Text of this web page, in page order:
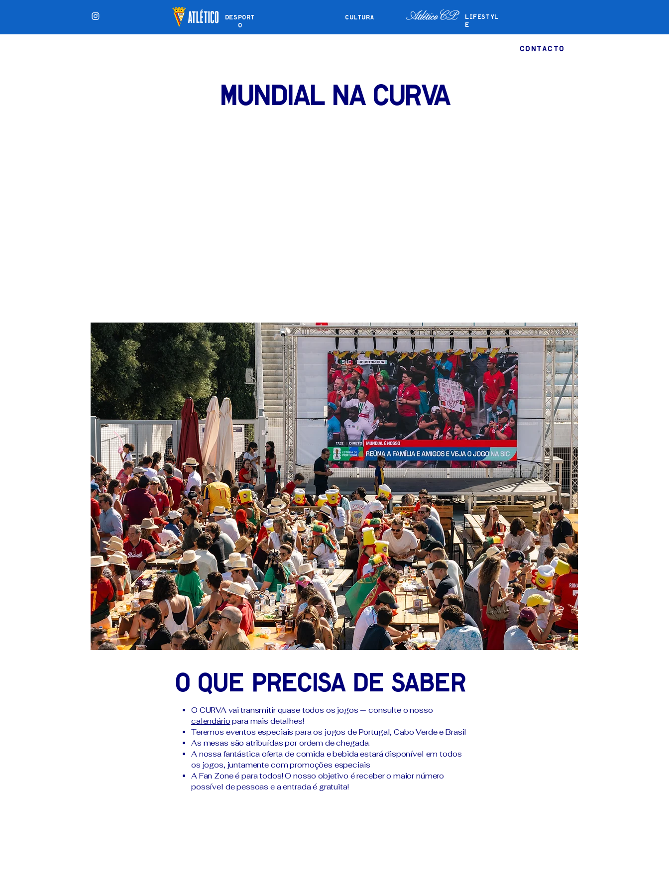
DESPORT
O
LIFESTYL
E
CULTURA
CONTACTO
Mundial na curva
O que precisa de saber
O CURVA vai transmitir quase todos os jogos — consulte o nosso
calendário para mais detalhes!
Teremos eventos especiais para os jogos de Portugal, Cabo Verde e Brasil
As mesas são atribuídas por ordem de chegada.
A nossa fantástica oferta de comida e bebida estará disponível em todos
os jogos, juntamente com promoções especiais
A Fan Zone é para todos! O nosso objetivo é receber o maior número
possível de pessoas e a entrada é gratuita!